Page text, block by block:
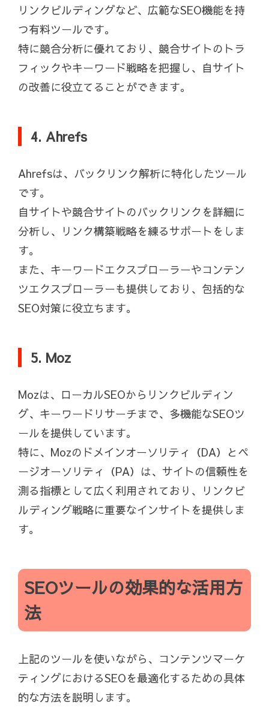
リンクビルディングなど、広範なSEO機能を持
つ有料ツールです。
特に競合分析に優れており、競合サイトのトラ
フィックやキーワード戦略を把握し、自サイト
の改善に役立てることができます。
4. Ahrefs
Ahrefsは、バックリンク解析に特化したツール
です。
自サイトや競合サイトのバックリンクを詳細に
分析し、リンク構築戦略を練るサポートをしま
す。
また、キーワードエクスプローラーやコンテン
ツエクスプローラーも提供しており、包括的な
SEO対策に役立ちます。
5. Moz
Mozは、ローカルSEOからリンクビルディン
グ、キーワードリサーチまで、多機能なSEOツ
ールを提供しています。
特に、Mozのドメインオーソリティ（DA）とペ
ージオーソリティ（PA）は、サイトの信頼性を
測る指標として広く利用されており、リンクビ
ルディング戦略に重要なインサイトを提供しま
す。
SEOツールの効果的な活用方
法
上記のツールを使いながら、コンテンツマーケ
ティングにおけるSEOを最適化するための具体
的な方法を説明します。